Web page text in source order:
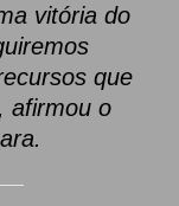
vitória do
que
afirmou o